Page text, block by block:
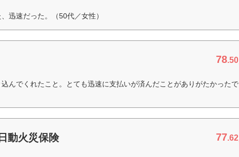
迅速だった。（50代／女性）
78.50
んでくれたこと。とても迅速に支払いが済んだことがありがたかったで
動火災保険 77.62